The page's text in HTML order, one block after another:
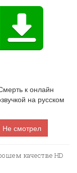
к онлайн
на русском
Не смотрел
качестве HD